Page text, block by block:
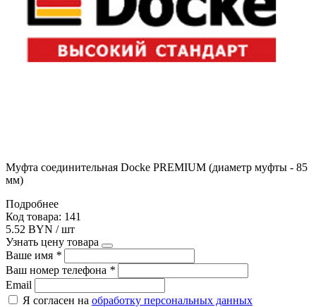
Муфта соединительная Docke PREMIUM (диаметр муфты - 85
мм)
Подробнее
Код товара: 141
5.52 BYN / шт
Узнать цену товара
Ваше имя *
Ваш номер телефона *
Email
Я согласен на обработку персональных данных